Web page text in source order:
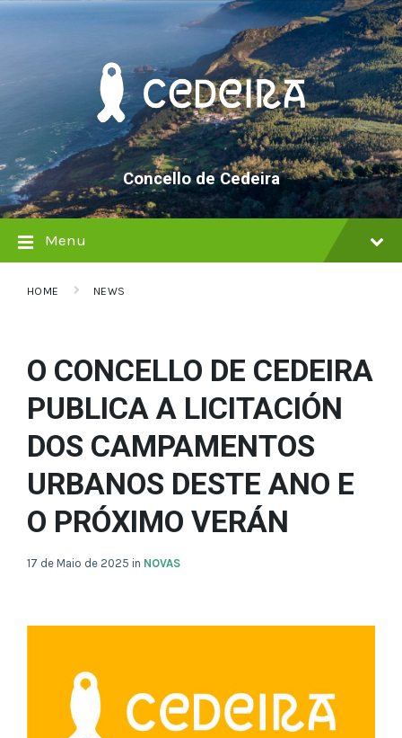
Skip
Skip
Skip
Concello de Cedeira
Menu
HOME NEWS
O CONCELLO DE CEDEIRA
PUBLICA A LICITACIÓN
DOS CAMPAMENTOS
URBANOS DESTE ANO E
O PRÓXIMO VERÁN
17 de Maio de 2025 in NOVAS